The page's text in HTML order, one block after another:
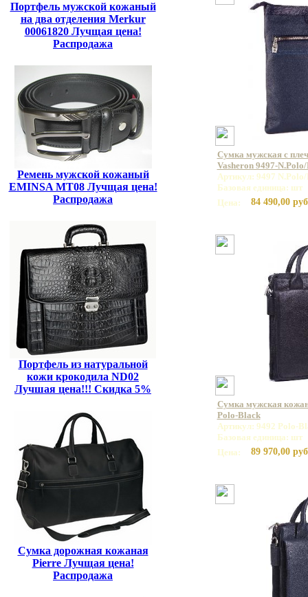
Портфель мужской кожаный
на два отделения Merkur
00061820 Лучщая цена!
Распродажа
Ремень мужской кожаный
EMINSA MT08 Лучщая цена!
Распродажа
Портфель из натуральной
кожи крокодила ND02
Лучшая цена!!! Скидка 5%
Сумка дорожная кожаная
Pierre Лучщая цена!
Распродажа
Сумка мужская с
Vasheron 9497-
Артикул: 9497
Базовая единица: шт
Цена:
84 490,00
Сумка мужская
Polo-Black
Артикул: 9492 Polo-
Базовая единица: шт
Цена:
89 970,00